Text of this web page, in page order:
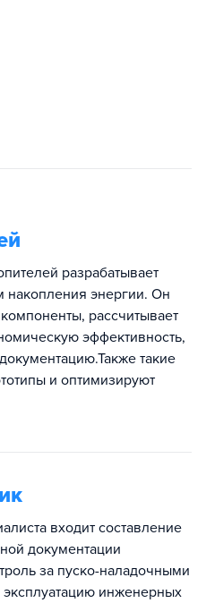
разрабатывает
накопления энергии. Он
рассчитывает
эффективность,
такие
и оптимизируют
входит составление
документации
за пуско-наладочными
инженерных